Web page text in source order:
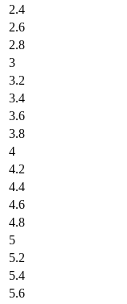
2.4
2.6
2.8
3
3.2
3.4
3.6
3.8
4
4.2
4.4
4.6
4.8
5
5.2
5.4
5.6